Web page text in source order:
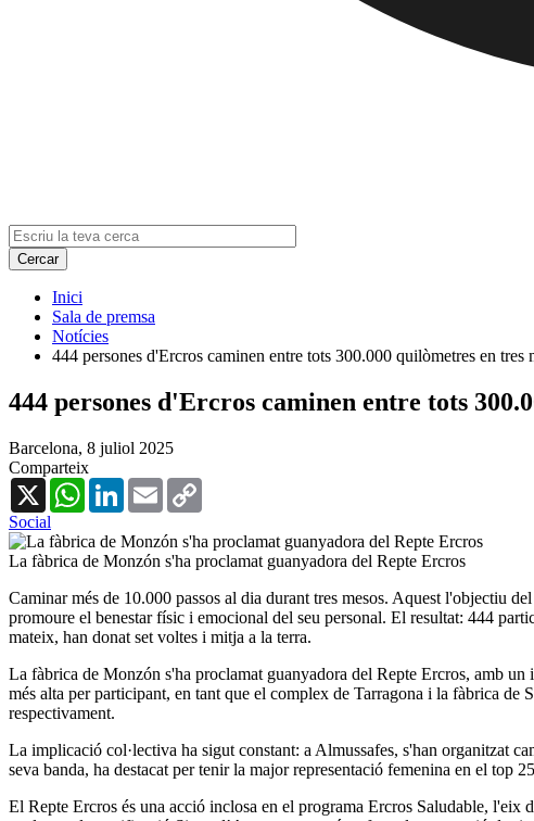
Inici
Sala de premsa
Notícies
444 persones d'Ercros caminen entre tots 300.000 quilòmetres en tres
444 persones d'Ercros caminen entre tots
Barcelona, 8 juliol 2025
Comparteix
X
WhatsAppLinkedInEmail
Social
La fàbrica de Monzón s'ha proclamat guanyadora del Repte Ercros
Caminar més de 10.000 passos al dia durant tres mesos. Aquest l'objectiu
promoure el benestar físic i emocional del seu personal. El resultat: 444
mateix, han donat set voltes i mitja a la terra.
La fàbrica de Monzón s'ha proclamat guanyadora del Repte Ercros, amb
més alta per participant, en tant que el complex de Tarragona i la fàbrica
respectivament.
La implicació col·lectiva ha sigut constant: a Almussafes, s'han organitzat
seva banda, ha destacat per tenir la major representació femenina en el top
El Repte Ercros és una acció inclosa en el programa Ercros Saludable, l'eix